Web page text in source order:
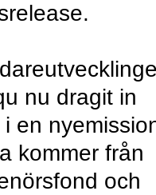
nu dragit in
en
kommer från
och